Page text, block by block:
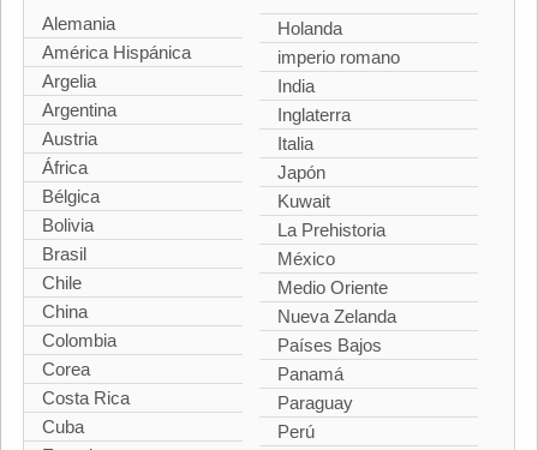
Alemania
América Hispánica
Argelia
Argentina
Austria
África
Bélgica
Bolivia
Brasil
Chile
China
Colombia
Corea
Costa Rica
Cuba
Holanda
imperio romano
India
Inglaterra
Italia
Japón
Kuwait
La Prehistoria
México
Medio Oriente
Nueva Zelanda
Países Bajos
Panamá
Paraguay
Perú